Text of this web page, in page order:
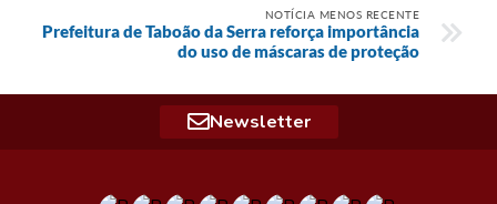
NOTÍCIA MENOS RECENTE
Prefeitura de Taboão da Serra reforça importância
do uso de máscaras de proteção
Newsletter